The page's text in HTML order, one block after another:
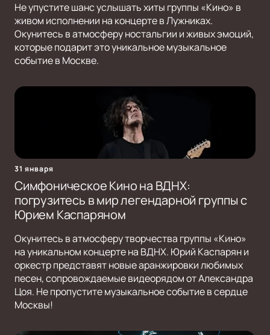
Не упустите шанс услышать хиты группы «Кино» в
живом исполнении на концерте в Лужниках.
Окунитесь в атмосферу ностальгии и живых эмоций,
которые подарит это уникальное музыкальное
событие в Москве.
31 января
Симфоническое Кино на ВДНХ:
погрузитесь в мир легендарной группы с
Юрием Каспаряном
Окунитесь в атмосферу творчества группы «Кино»
на уникальном концерте на ВДНХ. Юрий Каспарян и
оркестр представят новые аранжировки любимых
песен, сопровождаемые видеорядом от Александра
Цоя. Не пропустите музыкальное событие в сердце
Москвы!